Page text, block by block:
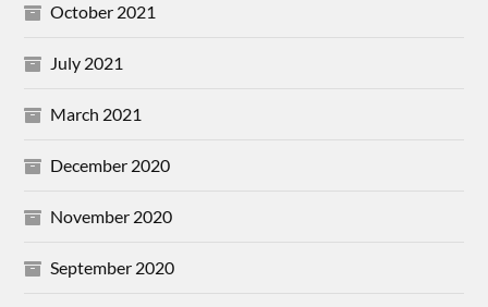
October 2021
July 2021
March 2021
December 2020
November 2020
September 2020